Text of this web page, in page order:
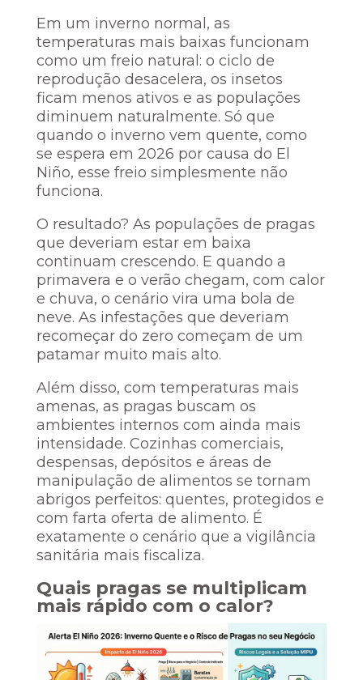
Em um inverno normal, as
temperaturas mais baixas funcionam
como um freio natural: o ciclo de
reprodução desacelera, os insetos
ficam menos ativos e as populações
diminuem naturalmente. Só que
quando o inverno vem quente, como
se espera em 2026 por causa do El
Niño, esse freio simplesmente não
funciona.
O resultado? As populações de pragas
que deveriam estar em baixa
continuam crescendo. E quando a
primavera e o verão chegam, com calor
e chuva, o cenário vira uma bola de
neve. As infestações que deveriam
recomeçar do zero começam de um
patamar muito mais alto.
Além disso, com temperaturas mais
amenas, as pragas buscam os
ambientes internos com ainda mais
intensidade. Cozinhas comerciais,
despensas, depósitos e áreas de
manipulação de alimentos se tornam
abrigos perfeitos: quentes, protegidos e
com farta oferta de alimento. É
exatamente o cenário que a vigilância
sanitária mais fiscaliza.
Quais pragas se multiplicam
mais rápido com o calor?